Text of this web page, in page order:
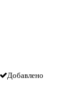
Добавлено